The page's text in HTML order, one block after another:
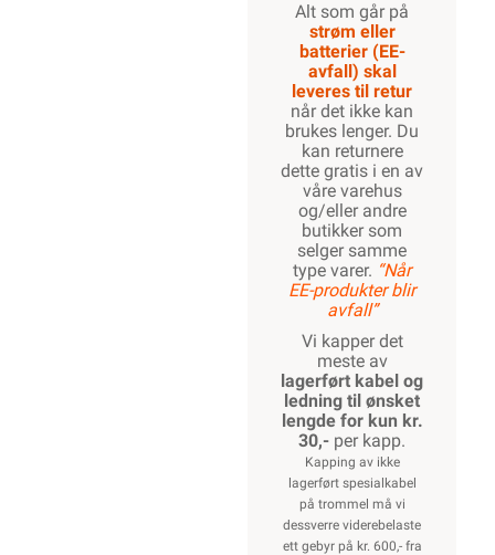
Alt som går på
strøm eller
batterier (EE-
avfall) skal
leveres til retur
når det ikke kan
brukes lenger. Du
kan returnere
dette gratis i en av
våre varehus
og/eller andre
butikker som
selger samme
type varer. “Når
EE-produkter blir
avfall”
Vi kapper det
meste av
lagerført kabel og
ledning til ønsket
lengde for kun kr.
30,- per kapp.
Kapping av ikke
lagerført spesialkabel
på trommel må vi
dessverre viderebelaste
ett gebyr på kr. 600,- fra